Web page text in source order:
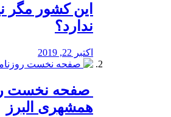
این کشور مگر
ندارد؟
اکتبر 22, 2019
صفحه نخست
همشهری البرز